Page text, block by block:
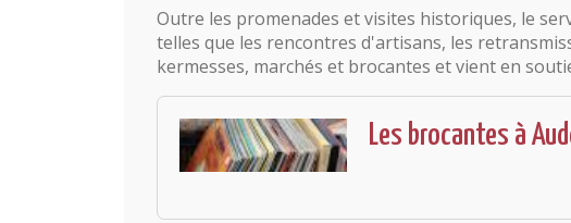
Outre les promenades et visites historiques, le
telles que les rencontres d'artisans, les
kermesses, marchés et brocantes et vient en
Les brocantes à